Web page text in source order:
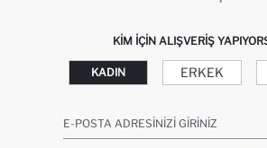
KIM IÇIN ALIŞVERIŞ
KADIN ERKEK
E-POSTA ADRESINIZI GIRINIZ